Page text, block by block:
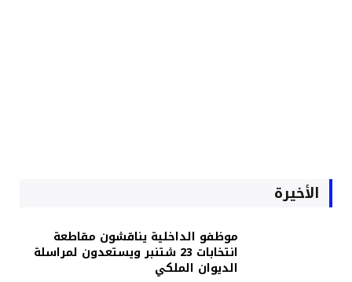
الأخيرة
موظفو الداخلية يناقشون مقاطعة
انتخابات 23 شتنبر ويستعدون لمراسلة
الديوان الملكي